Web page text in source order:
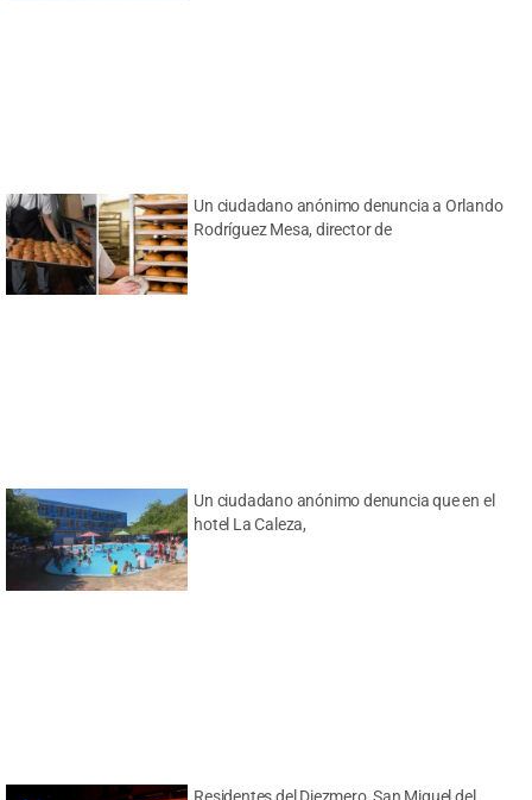
Un ciudadano anónimo denuncia a Orlando
Rodríguez Mesa, director de
Un ciudadano anónimo denuncia que en el
hotel La Caleza,